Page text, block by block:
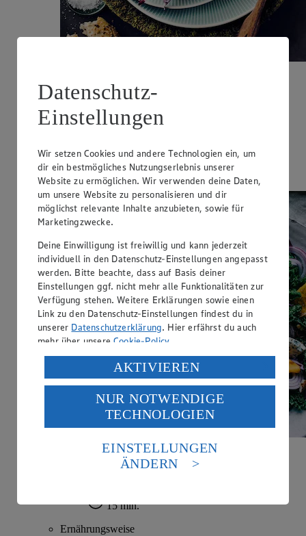
Bunter Chicorée-Salat
Zubereitungsdauer
15 min.
Ernährungsweise
Vegetarisch
15 min.
Ernährungsweise
Datenschutz-
Einstellungen
Wir setzen Cookies und andere Technologien ein, um
dir ein bestmögliches Nutzungserlebnis unserer
Website zu ermöglichen. Wir verwenden deine Daten,
um unsere Website zu personalisieren und dir
möglichst relevante Inhalte anzubieten, sowie für
Marketingzwecke.
Deine Einwilligung ist freiwillig und kann jederzeit
individuell in den Datenschutz-Einstellungen angepasst
werden. Bitte beachte, dass auf Basis deiner
Einstellungen ggf. nicht mehr alle Funktionalitäten zur
Verfügung stehen. Weitere Erklärungen sowie einen
Link zu den Datenschutz-Einstellungen findest du in
unserer Datenschutzerklärung. Hier erfährst du auch
mehr über unsereCookie-Policy.
Verarbeitung deiner personenbezogenen Daten in den
USA durch Facebook und YouTube:
Wenn du auf „Aktivieren“ klickst, willigst du im Sinne
des Art. 49 Abs. 1 Satz 1 lit. a) DSGVO ein, dass deine
Daten in den USA verarbeitet werden. Der EuGH sieht
die USA als Land mit einem nach europäischen
Standards nicht angemessenen Datenschutzniveau an.
Es besteht das Risiko eines Zugriffs durch US-
Informationen zum Herausgeber der Seite findest du
AKTIVIEREN
NUR NOTWENDIGE
TECHNOLOGIEN
EINSTELLUNGEN
ÄNDERN